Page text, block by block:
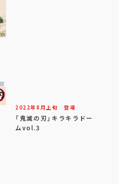
2022年8 月 上旬 登場
「鬼滅の刃」キラキラドー
ムvol.3